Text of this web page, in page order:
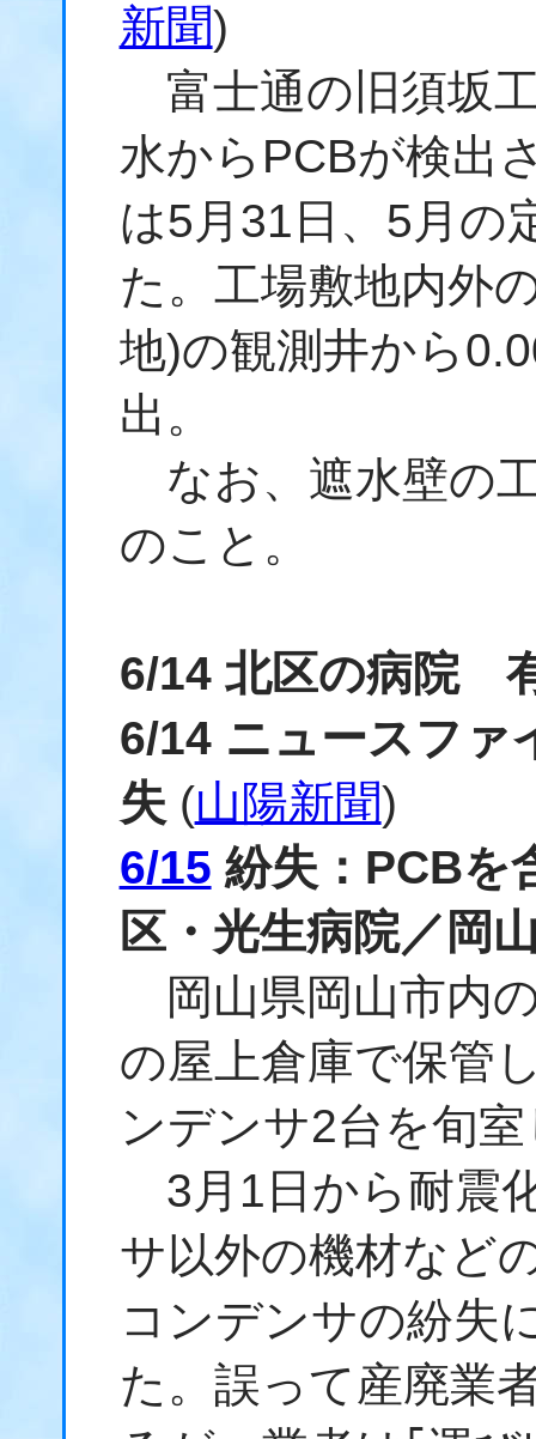
新聞)
富士通の旧須坂
水からPCBが検出
は5月31日、5月の
た。工場敷地内外
地)の観測井から
出。
なお、遮水壁の
のこと。
6/14 北区の病院
6/14 ニュースフ
失 (山陽新聞)
6/15 紛失：PCBを
区・光生病院／岡
岡山県岡山市内
の屋上倉庫で保管
ンデンサ2台を旬
3月1日から耐震
サ以外の機材など
コンデンサの紛失
た。誤って産廃業